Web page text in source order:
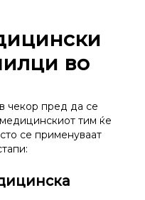
во
чекор пред да се
тим ќе
се применуваат